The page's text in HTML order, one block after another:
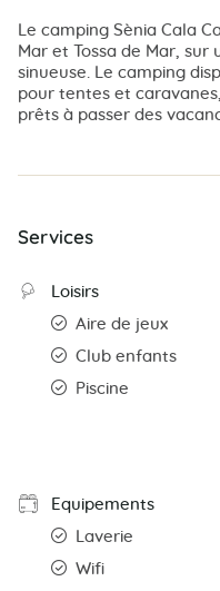
Le camping Sènia Cala
Mar et Tossa de Mar,
sinueuse. Le camping
pour tentes et
prêts à passer des
Services
Loisirs
Aire de jeux
Club enfants
Piscine
Equipements
Laverie
Wifi